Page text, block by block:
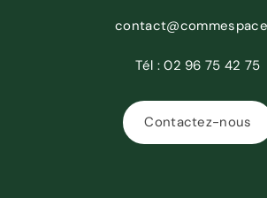
Tél :02 96 75 42 75
Contactez-nous